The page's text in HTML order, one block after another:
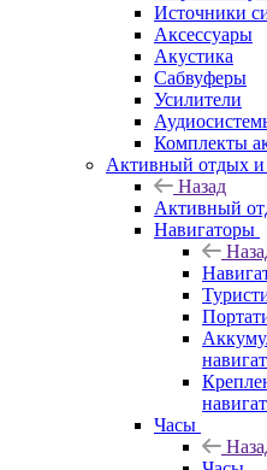
Источники
Аксессуары
Акустика
Сабвуферы
Усилители
Комплекты
Активный отдых и
Назад
Активный
Навигаторы
Часы